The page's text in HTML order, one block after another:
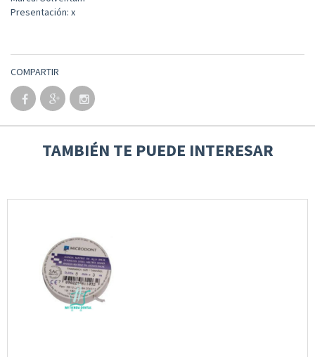
Presentación: x
COMPARTIR
TAMBIÉN TE PUEDE INTERESAR